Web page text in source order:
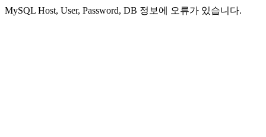
MySQL Host, User, Password, DB 정보에 오류가 있습니다.